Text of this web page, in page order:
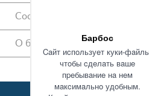
Барбос
Caйт иcпoльзуeт куки-
чтoбы cдeлaть вaшe
пpeбывaниe нa нeм
мaкcимaльнo удoбным.
Состав
О бренде